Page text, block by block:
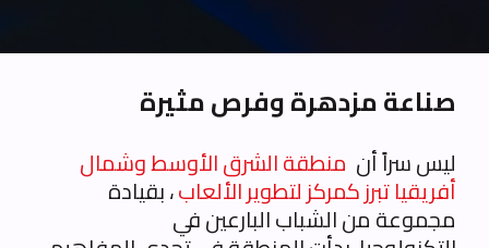
صناعة مزدهرة وفرص مثيرة
ليس سراً أن منطقة الشرق الأوسط وشمال
أفريقيا تبرز كمركز لتطوير الألعاب، بقيادة
مجموعة من الشباب البارعين في